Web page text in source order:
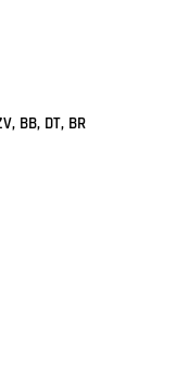
BB, DT, BR